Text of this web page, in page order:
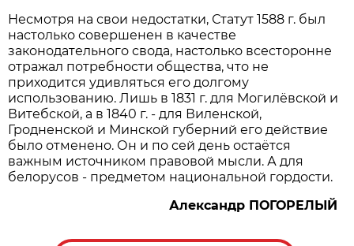
Несмотря на свои недостатки, Статут 1588 г. был
настолько совершенен в качестве
законодательного свода, настолько всесторонне
отражал потребности общества, что не
приходится удивляться его долгому
использованию. Лишь в 1831 г. для Могилёвской и
Витебской, а в 1840 г. - для Виленской,
Гродненской и Минской губерний его действие
было отменено. Он и по сей день остаётся
важным источником правовой мысли. А для
белорусов - предметом национальной гордости.
Александр ПОГОРЕЛЫЙ